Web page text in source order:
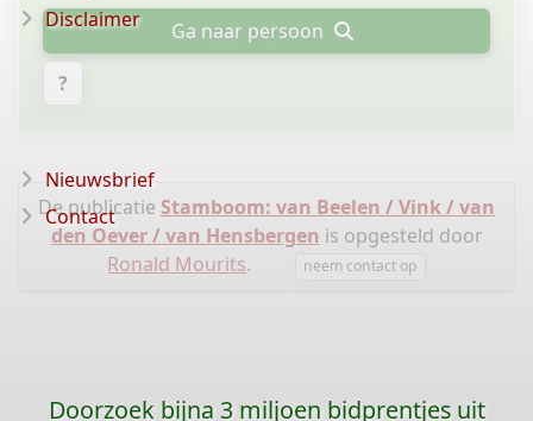
Ga naar persoon
?
De publicatie Stamboom: van Beelen / Vink / van
den Oever / van Hensbergen is opgesteld door
Ronald Mourits. neem contact op
Disclaimer
Nieuwsbrief
Contact
Doorzoek bijna 3 miljoen bidprentjes uit